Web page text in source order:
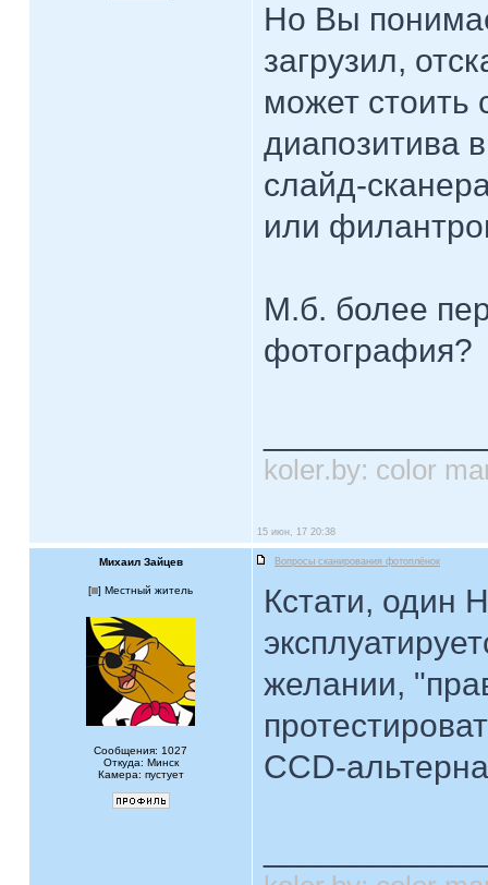
Но Вы
загрузил,
может стоить
диапозитива
слайд-
или
М.б. более
фотография?
koler.by: color
15 июн, 17 20:38
Михаил Зайцев Вопросы сканирования фотоплёнок
[ ] Местный житель
Сообщения: 1027
Откуда: Минск
Камера: пустует
Кстати, один
желании,
CCD-